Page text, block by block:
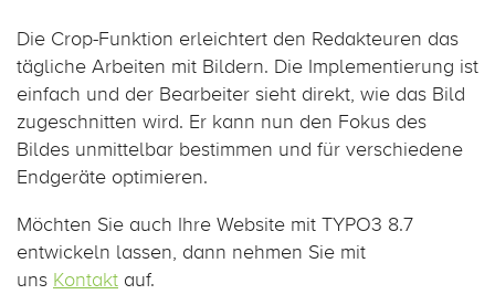
Die Crop-Funktion erleichtert den Redakteuren das
tägliche Arbeiten mit Bildern. Die Implementierung ist
einfach und der Bearbeiter sieht direkt, wie das Bild
zugeschnitten wird. Er kann nun den Fokus des
Bildes unmittelbar bestimmen und für verschiedene
Endgeräte optimieren.
Möchten Sie auch Ihre Website mit TYPO3 8.7
entwickeln lassen, dann nehmen Sie mit
uns Kontakt auf.